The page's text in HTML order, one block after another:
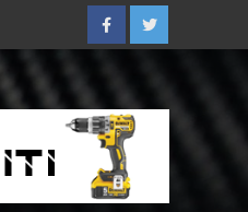
FacebookTwitter